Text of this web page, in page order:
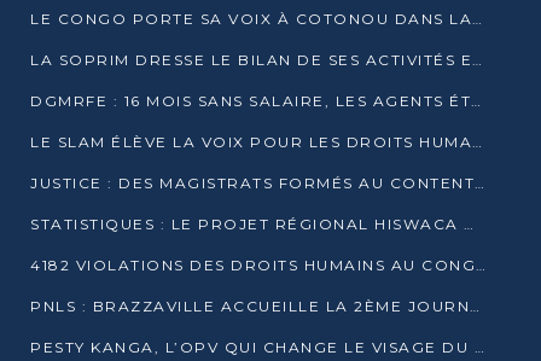
LE CONGO PORTE SA VOIX À COTONOU DANS LA LUTTE CONTRE LA TUBERCULOSE
LA SOPRIM DRESSE LE BILAN DE SES ACTIVITÉS ET FIXE DE NOUVELLES PRIORITÉS
DGMRFE : 16 MOIS SANS SALAIRE, LES AGENTS ÉTOUFFENT DANS LE SILENCE
LE SLAM ÉLÈVE LA VOIX POUR LES DROITS HUMAINS À BRAZZAVILLE
JUSTICE : DES MAGISTRATS FORMÉS AU CONTENTIEUX DE LA PROPRIÉTÉ INTELLECTUELLE
STATISTIQUES : LE PROJET RÉGIONAL HISWACA OFFICIELLEMENT LANCÉ AU CONGO
4182 VIOLATIONS DES DROITS HUMAINS AU CONGO EN 2025 SELON LE CAD
PNLS : BRAZZAVILLE ACCUEILLE LA 2ÈME JOURNÉE SCIENTIFIQUE SUR LE VIH/SIDA
PESTY KANGA, L’OPV QUI CHANGE LE VISAGE DU REPORTAGE AU CONGO